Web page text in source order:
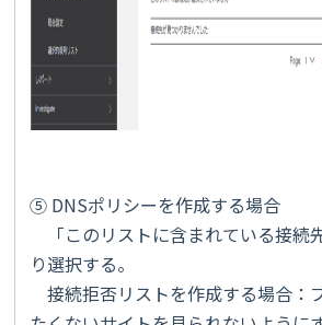
⑤ DNSポリシーを作成する場合
「このリストに含まれている接続
り選択する。
接続拒否リストを作成する場合